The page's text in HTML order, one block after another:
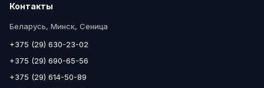
Контакты
Беларусь, Минск, Сеница
+375 (29) 630-23-02
+375 (29) 690-65-56
+375 (29) 614-50-89